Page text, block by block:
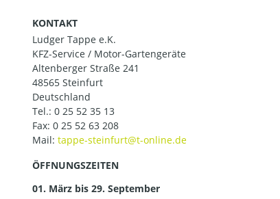
KONTAKT
Ludger Tappe e.K.
KFZ-Service / Motor-Gartengeräte
Altenberger Straße 241
48565 Steinfurt
Deutschland
Tel.: 0 25 52 35 13
Fax: 0 25 52 63 208
Mail:
ÖFFNUNGSZEITEN
01. März bis 29. September